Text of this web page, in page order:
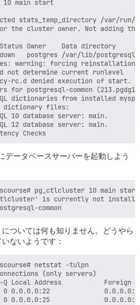
10 main start
stats_temp_directory /var/run/
the cluster owner. Not adding
Status Owner    Data directory
postgres /var/lib/
warning: forcing reinstallation
not determine current runlevel
rc.d denied execution of start.
for postgresql-common
dictionaries from installed
dictionary files:
10 database server: main.
12 database server: main.
データベースサーバーを起動しよう
pg_ctlcluster 10 main start
is currently not
については何も知りません。どうやら
ないようです：
netstat -tulpn
(only servers)
Q Local Address
0.0.0.0:22              0.0.0.0:*
0.0.0.0:25              0.0.0.0:*